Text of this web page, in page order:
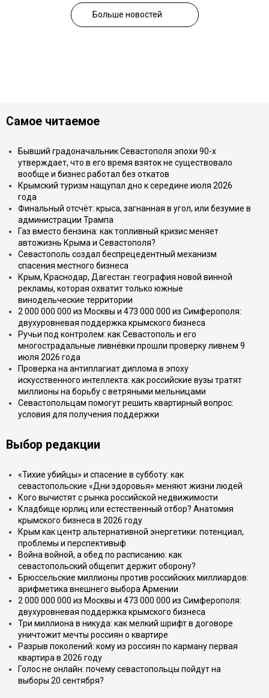
Больше новостей
Самое читаемое
Бывший градоначальник Севастополя эпохи 90-х
утверждает, что в его время взяток не существовало
вообще и бизнес работал без откатов
Крымский туризм нащупал дно к середине июля 2026
года
Финальный отсчёт: крыса, загнанная в угол, или безумие в
администрации Трампа
Газ вместо бензина: как топливный кризис меняет
автожизнь Крыма и Севастополя?
Севастополь создал беспрецедентный механизм
спасения местного бизнеса
Крым, Краснодар, Дагестан: география новой винной
рекламы, которая охватит только южные
винодельческие территории
2 000 000 000 из Москвы и 473 000 000 из Симферополя:
двухуровневая поддержка крымского бизнеса
Ручьи под контролем: как Севастополь и его
многострадальные ливнёвки прошли проверку ливнем 9
июля 2026 года
Проверка на антиплагиат диплома в эпоху
искусственного интеллекта: как российские вузы тратят
миллионы на борьбу с ветряными мельницами
Севастопольцам помогут решить квартирный вопрос:
условия для получения поддержки
Выбор редакции
«Тихие убийцы» и спасение в субботу: как
севастопольские «Дни здоровья» меняют жизни людей
Кого вычистят с рынка российской недвижимости
Кладбище юрлиц или естественный отбор? Анатомия
крымского бизнеса в 2026 году
Крым как центр альтернативной энергетики: потенциал,
проблемы и перспективыф
Война войной, а обед по расписанию: как
севастопольский общепит держит оборону?
Брюссельские миллионы против российских миллиардов:
арифметика внешнего выбора Армении
2 000 000 000 из Москвы и 473 000 000 из Симферополя:
двухуровневая поддержка крымского бизнеса
Три миллиона в никуда: как мелкий шрифт в договоре
уничтожит мечты россиян о квартире
Разрыв поколений: кому из россиян по карману первая
квартира в 2026 году
Голос не онлайн: почему севастопольцы пойдут на
выборы 20 сентября?